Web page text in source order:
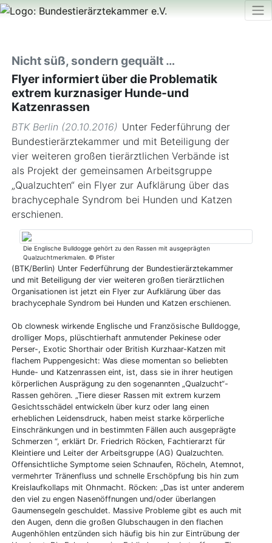
Nicht süß, sondern gequält …
Flyer informiert über die Problematik
extrem kurznasiger Hunde-und
Katzenrassen
BTK Berlin (20.10.2016) Unter Federführung der
Bundestierärztekammer und mit Beteiligung der
vier weiteren großen tierärztlichen Verbände ist
als Projekt der gemeinsamen Arbeitsgruppe
„Qualzuchten“ ein Flyer zur Aufklärung über das
brachycephale Syndrom bei Hunden und Katzen
erschienen.
Die Englische Bulldogge gehört zu den Rassen mit ausgeprägten
Qualzuchtmerkmalen. © Pfister
(BTK/Berlin) Unter Federführung der Bundestierärztekammer
und mit Beteiligung der vier weiteren großen tierärztlichen
Organisationen ist jetzt ein Flyer zur Aufklärung über das
brachycephale Syndrom bei Hunden und Katzen erschienen.
Ob clownesk wirkende Englische und Französische Bulldogge,
drolliger Mops, plüschtierhaft anmutender Pekinese oder
Perser-, Exotic Shorthair oder British Kurzhaar-Katzen mit
flachem Puppengesicht: Was diese momentan so beliebten
Hunde- und Katzenrassen eint, ist, dass sie in ihrer heutigen
körperlichen Ausprägung zu den sogenannten „Qualzucht“-
Rassen gehören. „Tiere dieser Rassen mit extrem kurzem
Gesichtsschädel entwickeln über kurz oder lang einen
erheblichen Leidensdruck, haben meist starke körperliche
Einschränkungen und in bestimmten Fällen auch ausgeprägte
Schmerzen “, erklärt Dr. Friedrich Röcken, Fachtierarzt für
Kleintiere und Leiter der Arbeitsgruppe (AG) Qualzuchten.
Offensichtliche Symptome seien Schnaufen, Röcheln, Atemnot,
vermehrter Tränenfluss und schnelle Erschöpfung bis hin zum
Kreislaufkollaps mit Ohnmacht. Röcken: „Das ist unter anderem
den viel zu engen Nasenöffnungen und/oder überlangen
Gaumensegeln geschuldet. Massive Probleme gibt es auch mit
den Augen, denn die großen Glubschaugen in den flachen
Augenhöhlen entzünden sich häufig bis hin zur Eintrübung der